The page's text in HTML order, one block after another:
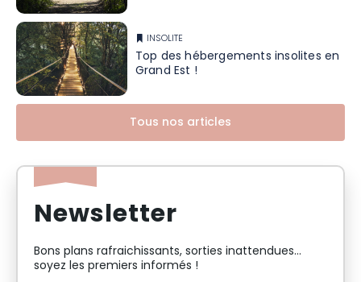
INSOLITE
Top des hébergements insolites en
Grand Est !
Tous nos articles
Newsletter
Bons plans rafraichissants, sorties inattendues…
soyez les premiers informés !